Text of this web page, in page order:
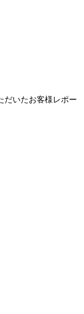
だいたお客様レポー